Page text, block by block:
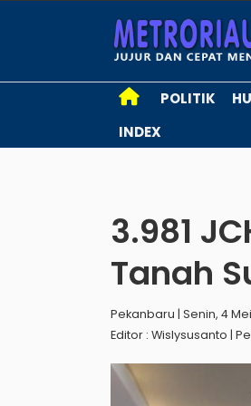
POLITIK
INDEX
3.981
Tanah
Pekanbaru | Senin, 4 Mei
Editor : Wislysusanto |